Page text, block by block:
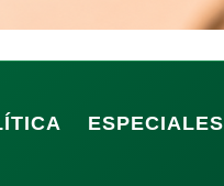
ESPECIALES